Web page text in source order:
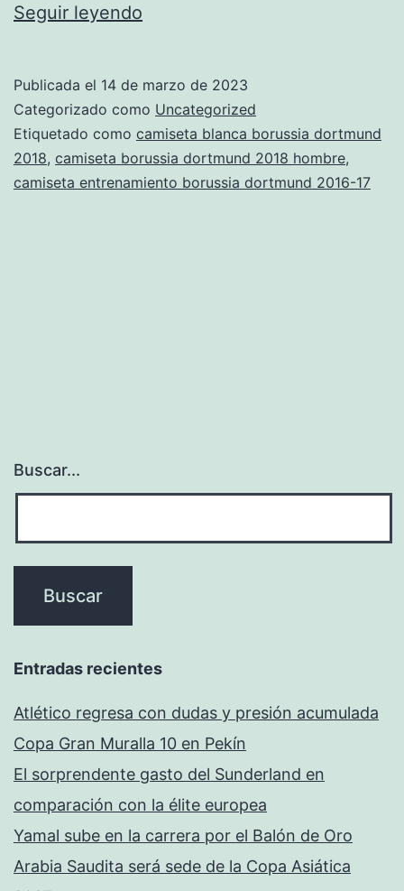
Seguir leyendo
dortmund
centenario
Publicada el 14 de marzo de 2023
Categorizado como Uncategorized
Etiquetado como camiseta blanca borussia dortmund
2018, camiseta borussia dortmund 2018 hombre,
camiseta entrenamiento borussia dortmund 2016-17
Buscar...
Entradas recientes
Atlético regresa con dudas y presión acumulada
Copa Gran Muralla 10 en Pekín
El sorprendente gasto del Sunderland en
comparación con la élite europea
Yamal sube en la carrera por el Balón de Oro
Arabia Saudita será sede de la Copa Asiática